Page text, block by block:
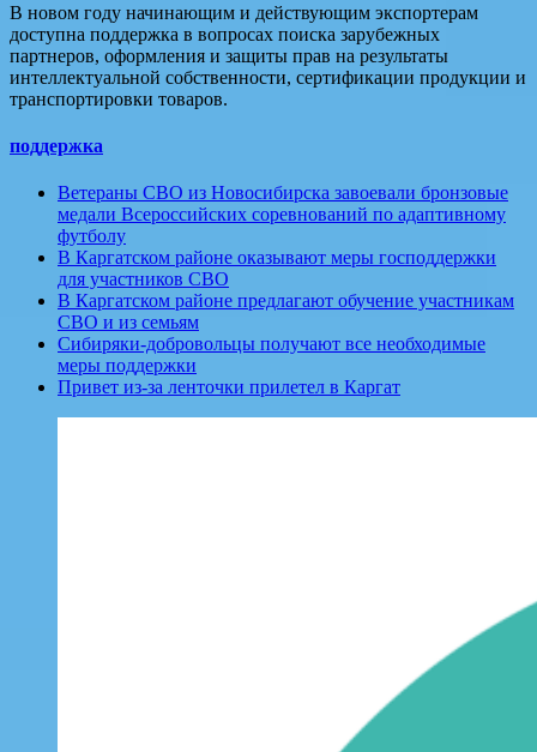
В новом году начинающим и действующим экспортерам
доступна поддержка в вопросах поиска зарубежных
партнеров, оформления и защиты прав на результаты
интеллектуальной собственности, сертификации продукции и
транспортировки товаров.
поддержка
Ветераны СВО из Новосибирска завоевали бронзовые
медали Всероссийских соревнований по адаптивному
футболу
В Каргатском районе оказывают меры господдержки
для участников СВО
В Каргатском районе предлагают обучение участникам
СВО и из семьям
Сибиряки-добровольцы получают все необходимые
меры поддержки
Привет из-за ленточки прилетел в Каргат